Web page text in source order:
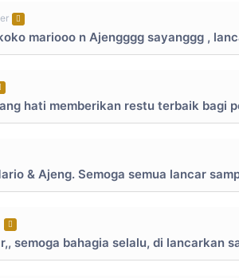
mariooo n Ajengggg sayanggg ,
hati memberikan restu terbaik bagi
& Ajeng. Semoga semua lancar
semoga bahagia selalu, di lancarkan